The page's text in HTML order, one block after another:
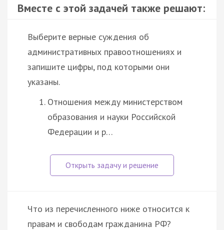
Вместе с этой задачей также решают:
Выберите верные суждения об
административных правоотношениях и
запишите цифры, под которыми они
указаны.
Отношения между министерством
образования и науки Российской
Федерации и р…
Что из перечисленного ниже относится к
правам и свободам гражданина РФ?